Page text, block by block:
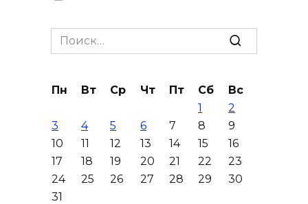
Шахбокс, падел и пилон: в
Ростовской области
Юрий Слюсарь поздравил
донских строителей с
профессиональным
праздником и вручил
Search
for:
Пн Вт Ср Чт Пт Сб
Вс
1
2
3
4 5 6 7 8
9
10
11 12 13 14 15
16
17
18 19 20 21 22
23
24
25 26 27 28 29
30
31